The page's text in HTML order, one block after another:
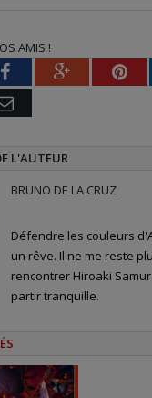
nouvelle
fenêtre)
AMIS !
FacebookGoogle+
Email
L'AUTEUR
BRUNO DE LA CRUZ
Défendre les couleurs
un rêve. Il ne me reste
rencontrer Hiroaki
partir tranquille.